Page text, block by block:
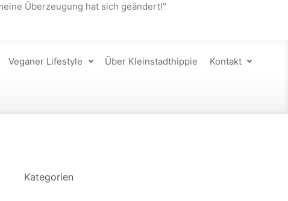
Überzeugung hat sich geändert!"
Veganer Lifestyle Über Kleinstadthippie Kontakt
Kategorien